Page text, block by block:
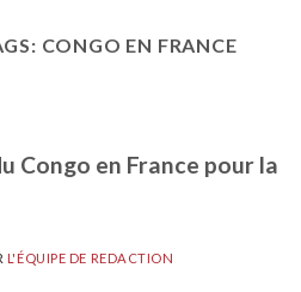
CONGO EN FRANCE
Congo en France pour la
L'ÉQUIPE DE REDACTION